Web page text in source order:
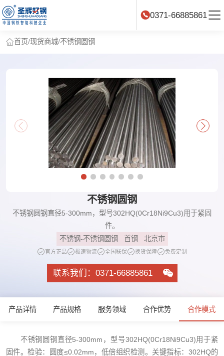
0371-66885861
首页/现货商城/不锈钢圆钢
不锈钢圆钢
不锈钢圆钢直径5-300mm，型号302HQ(0Cr18Ni9Cu3)用于紧固
件。
不锈钢-不锈钢圆钢
首钢 北京市
官方正品 极速物流 全国联保 换货保障 免费定制
联系我们：0371-66885861
产品详情 产品规格 服务领域 合作优势 合作模式
不锈钢圆钢直径5-300mm，型号302HQ(0Cr18Ni9Cu3)用于紧
固件。检验：圆度≤0.02mm，低倍组织检测。关键指标：302HQ的